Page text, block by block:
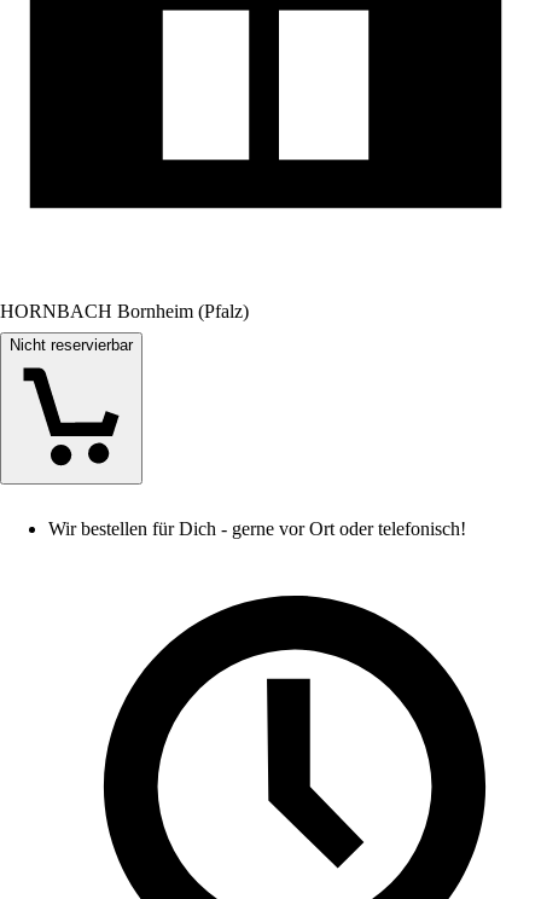
HORNBACH Bornheim (Pfalz)
Nicht reservierbar
Wir bestellen für Dich - gerne vor Ort oder telefonisch!